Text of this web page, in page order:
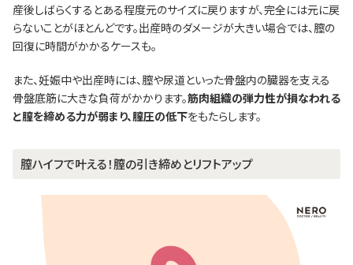
産後しばらくするとある程度元のサイズに戻りますが、完全には元に戻
らないことがほとんどです。出産時のダメージが大きい場合では、膣の
回復に時間がかかるケースも。
また、妊娠中や出産時には、膣や尿道といった骨盤内の臓器を支える
骨盤底筋に大きな負荷がかかります。筋肉組織の弾力性が損なわれる
と膣を締める力が弱まり、膣圧の低下をもたらします。
膣ハイフで叶える！膣の引き締めとリフトアップ